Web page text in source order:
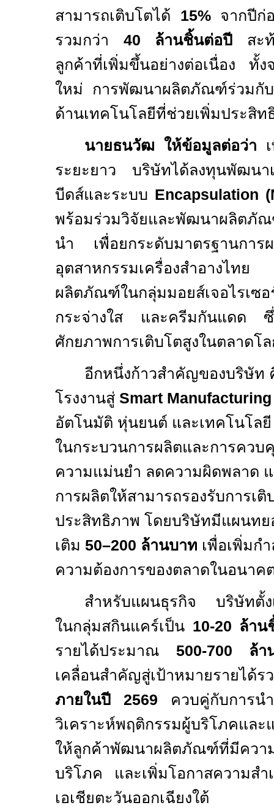
สามารถเติบโตได้ 15% จากปีก่
รวมกว่า 40 ล้านชิ้นต่อปี
สะท้
ลูกค้าที่เพิ่มขึ้นอย่างต่อเนื่อง ทั้ง
ใหม่ การพัฒนาผลิตภัณฑ์ร่วมกั
ด้านเทคโนโลยีที่ช่วยเพิ่มประสิท
นายธนวัฒ
ให้ข้อมูลต่อว่า
ระยะยาว บริษัทได้ลงทุนพัฒนา
บีดส์และระบบ Encapsulation
พร้อมร่วมวิจัยและพัฒนาผลิตภั
นำ เพื่อยกระดับมาตรฐานการ
อุตสาหกรรมเครื่องสำอาง
ผลิตภัณฑ์ในกลุ่มมอยส์เจอไร
กระจ่างใส และครีมกันแดด
ศักยภาพการเติบโตสูงในตลาดโ
อีกหนึ่งก้าวสำคัญของบริษัท
โรงงานสู่ Smart Manufacturing
อัตโนมัติ หุ่นยนต์ และเทคโนโล
ในกระบวนการผลิตและการคว
ความแม่นยำ ลดความผิดพลาด
การผลิตให้สามารถรองรับการเ
ประสิทธิภาพ โดยบริษัทมีแผนทย
เติม 50–200 ล้านบาท เพื่อเพิ่มก
ความต้องการของตลาดในอนาค
สำหรับแผนธุรกิจ บริษัทตั้ง
ในกลุ่มสกินแคร์เป็น 10-20 ล้าน
รายได้ประมาณ 500-700 ล้า
เคลื่อนสำคัญสู่เป้าหมายรายไ
ภายในปี 2569
ควบคู่กับการ
วิเคราะห์พฤติกรรมผู้บริโภคแล
ให้ลูกค้าพัฒนาผลิตภัณฑ์ที่มีควา
บริโภค และเพิ่มโอกาสความสำ
เอเชียตะวันออกเฉียงใต้